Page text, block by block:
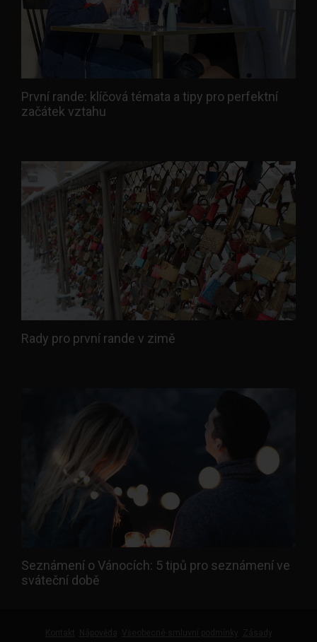
První rande: klíčová témata a tipy pro perfektní
začátek vztahu
Rady pro první rande v zimě
Seznámení o Vánocích: 5 tipů pro seznámení ve
sváteční době